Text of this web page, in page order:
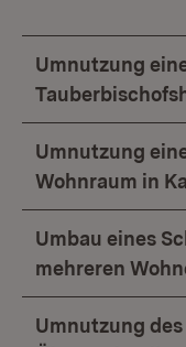
Umnutzung
Umnutzung
Wohnraum in
Umbau eines
mehreren
Umnutzung